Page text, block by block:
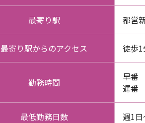
最寄り駅 都営
最寄り駅からのアクセス 徒歩
勤務時間
早番
遅番
最低勤務日数 週1日